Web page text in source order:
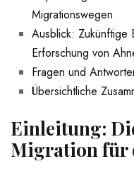
‍Migrationswegen
Ausblick:‍ Zukünftige
Erforschung von
Fragen und
Übersichtliche
Einleitung:
Migration für